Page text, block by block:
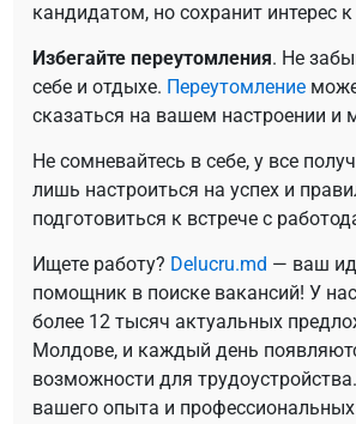
кандидатом, но сохранит интерес
Избегайте переутомления. Не
себе и отдыхе. Переутомление
сказаться на вашем настроении и
Не сомневайтесь в себе, у все
лишь настроиться на успех и
подготовиться к встрече с
Ищете работу? Delucru.md — ваш
помощник в поиске вакансий! У
более 12 тысяч актуальных
Молдове, и каждый день
возможности для
вашего опыта и